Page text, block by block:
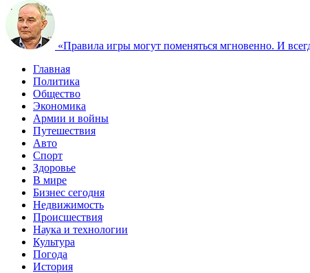
«Правила игры могут поменяться мгновенно. И
Главная
Политика
Общество
Экономика
Армии и войны
Путешествия
Авто
Спорт
Здоровье
В мире
Бизнес сегодня
Недвижимость
Происшествия
Наука и технологии
Культура
Погода
История